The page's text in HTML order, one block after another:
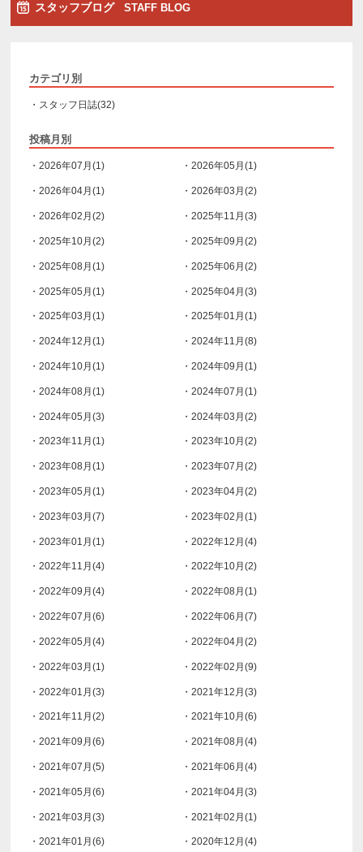
スタッフブログ STAFF BLOG
カテゴリ別
・スタッフ日誌(32)
投稿月別
・2026年07月(1) ・2026年05月(1)
・2026年04月(1) ・2026年03月(2)
・2026年02月(2) ・2025年11月(3)
・2025年10月(2) ・2025年09月(2)
・2025年08月(1) ・2025年06月(2)
・2025年05月(1) ・2025年04月(3)
・2025年03月(1) ・2025年01月(1)
・2024年12月(1) ・2024年11月(8)
・2024年10月(1) ・2024年09月(1)
・2024年08月(1) ・2024年07月(1)
・2024年05月(3) ・2024年03月(2)
・2023年11月(1) ・2023年10月(2)
・2023年08月(1) ・2023年07月(2)
・2023年05月(1) ・2023年04月(2)
・2023年03月(7) ・2023年02月(1)
・2023年01月(1) ・2022年12月(4)
・2022年11月(4) ・2022年10月(2)
・2022年09月(4) ・2022年08月(1)
・2022年07月(6) ・2022年06月(7)
・2022年05月(4) ・2022年04月(2)
・2022年03月(1) ・2022年02月(9)
・2022年01月(3) ・2021年12月(3)
・2021年11月(2) ・2021年10月(6)
・2021年09月(6) ・2021年08月(4)
・2021年07月(5) ・2021年06月(4)
・2021年05月(6) ・2021年04月(3)
・2021年03月(3) ・2021年02月(1)
・2021年01月(6) ・2020年12月(4)